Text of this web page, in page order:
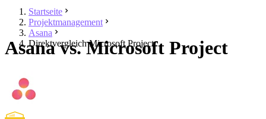
Startseite
Projektmanagement
Asana
Direktvergleich Microsoft Project
Asana vs. Microsoft Project